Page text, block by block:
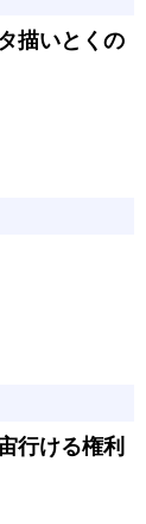
描いとくの
行ける権利